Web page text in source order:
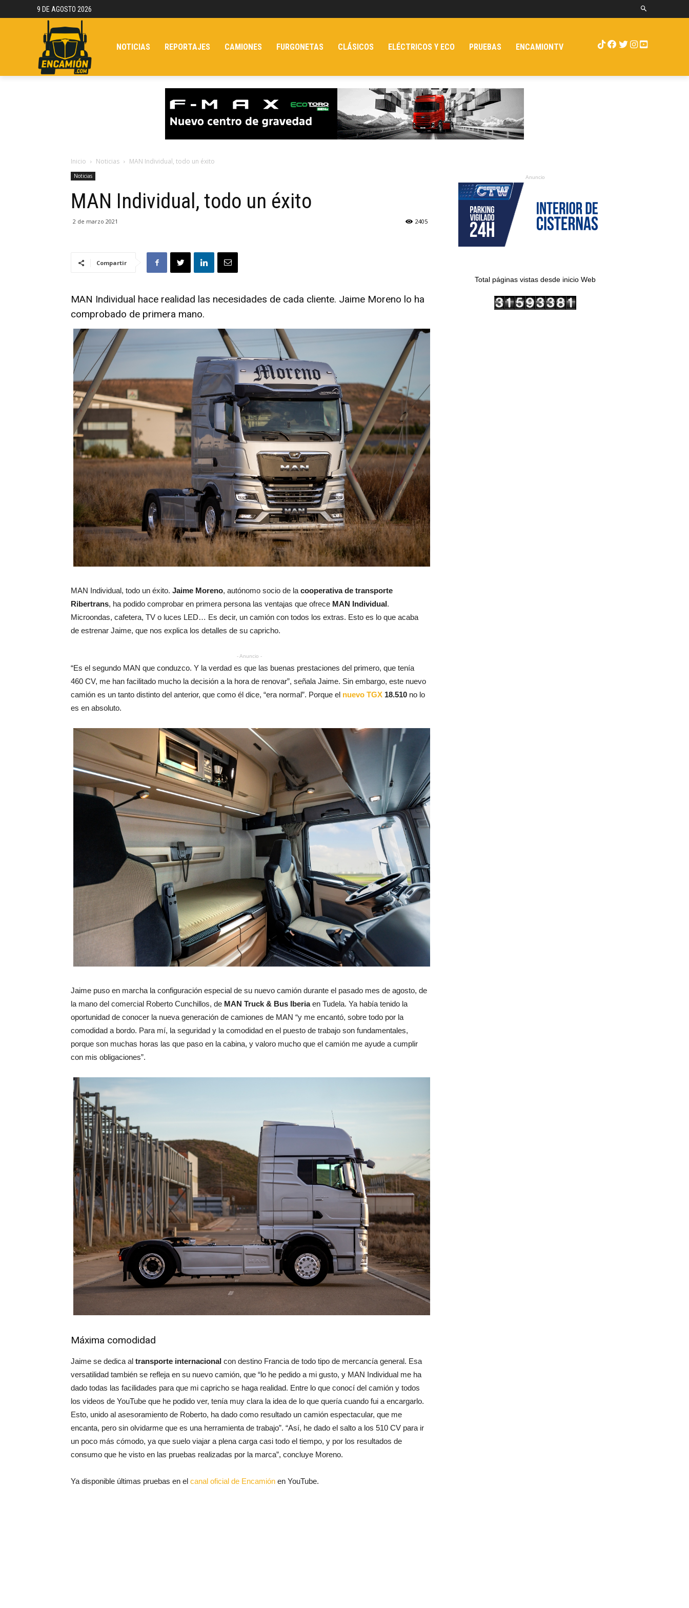
9 DE AGOSTO 2026
NOTICIAS REPORTAJES CAMIONES FURGONETAS CLÁSICOS ELÉCTRICOS Y ECO PRUEBAS ENCAMIONTV
Inicio Noticias MAN Individual, todo un éxito
Noticias
MAN Individual, todo un éxito
2 de marzo 2021 2405
Compartir
MAN Individual hace realidad las necesidades de cada cliente. Jaime Moreno lo ha
comprobado de primera mano.
MAN Individual, todo un éxito. Jaime Moreno, autónomo socio de la cooperativa de transporte
Ribertrans, ha podido comprobar en primera persona las ventajas que ofrece MAN Individual.
Microondas, cafetera, TV o luces LED… Es decir, un camión con todos los extras. Esto es lo que acaba
de estrenar Jaime, que nos explica los detalles de su capricho.
- Anuncio -
“Es el segundo MAN que conduzco. Y la verdad es que las buenas prestaciones del primero, que tenía
460 CV, me han facilitado mucho la decisión a la hora de renovar”, señala Jaime. Sin embargo, este nuevo
camión es un tanto distinto del anterior, que como él dice, “era normal”. Porque el nuevo TGX 18.510 no lo
es en absoluto.
Jaime puso en marcha la configuración especial de su nuevo camión durante el pasado mes de agosto, de
la mano del comercial Roberto Cunchillos, de MAN Truck & Bus Iberiaen Tudela. Ya había tenido la
oportunidad de conocer la nueva generación de camiones de MAN “y me encantó, sobre todo por la
comodidad a bordo. Para mí, la seguridad y la comodidad en el puesto de trabajo son fundamentales,
porque son muchas horas las que paso en la cabina, y valoro mucho que el camión me ayude a cumplir
con mis obligaciones”.
Máxima comodidad
Jaime se dedica al transporte internacional con destino Francia de todo tipo de mercancía general. Esa
versatilidad también se refleja en su nuevo camión, que “lo he pedido a mi gusto, y MAN Individual me ha
dado todas las facilidades para que mi capricho se haga realidad. Entre lo que conocí del camión y todos
los videos de YouTube que he podido ver, tenía muy clara la idea de lo que quería cuando fui a encargarlo.
Esto, unido al asesoramiento de Roberto, ha dado como resultado un camión espectacular, que me
encanta, pero sin olvidarme que es una herramienta de trabajo”. “Así, he dado el salto a los 510 CV para ir
un poco más cómodo, ya que suelo viajar a plena carga casi todo el tiempo, y por los resultados de
consumo que he visto en las pruebas realizadas por la marca”, concluye Moreno.
Ya disponible últimas pruebas en el canal oficial de Encamión en YouTube.
Anuncio
Total páginas vistas desde inicio Web